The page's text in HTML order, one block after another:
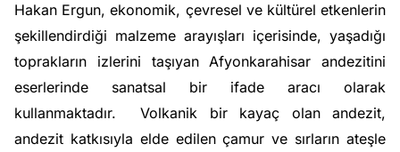
Hakan Ergun, ekonomik, çevresel ve kültürel etkenlerin
şekillendirdiği malzeme arayışları içerisinde, yaşadığı
toprakların izlerini taşıyan Afyonkarahisar andezitini
eserlerinde sanatsal bir ifade aracı olarak
kullanmaktadır. Volkanik bir kayaç olan andezit,
andezit katkısıyla elde edilen çamur ve sırların ateşle